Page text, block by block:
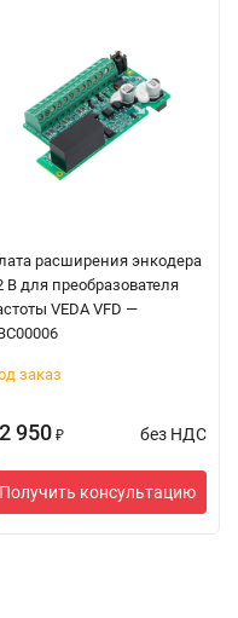
расширения энкодера
В для преобразователя
VEDA VFD —
заказ
950 ₽ без НДС
Получить консультацию